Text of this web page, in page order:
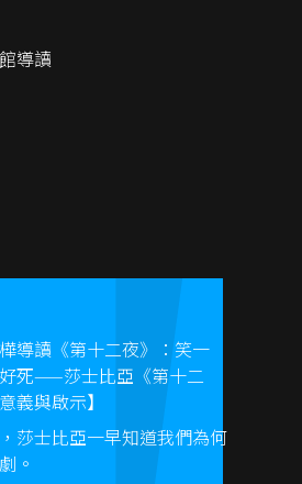
導讀
樺導讀《第十二夜》：笑一
死——莎士比亞《第十二
義與啟示】
莎士比亞一早知道我們為何
。